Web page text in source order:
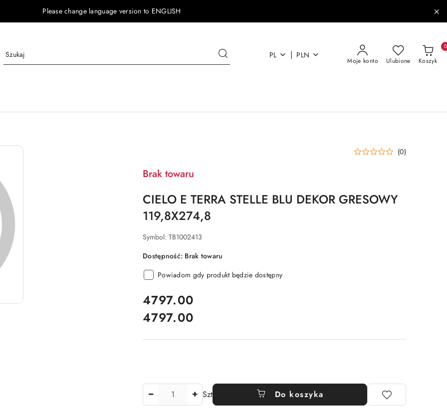
Please change language version to ENGLISH
PL | PLN
Moje konto Ulubione Koszyk
0
(0)
Brak towaru
CIELO E TERRA STELLE BLU DEKOR GRESOWY
119,8X274,8
Symbol: TB1002413
Dostępność: Brak towaru
Powiadom gdy produkt będzie dostępny
cena:
4797.00
Cena:
4797.00
Szt Do koszyka